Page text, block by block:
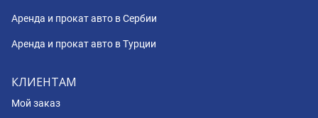
Аренда и прокат авто в Сербии
Аренда и прокат авто в Турции
КЛИЕНТАМ
Мой заказ